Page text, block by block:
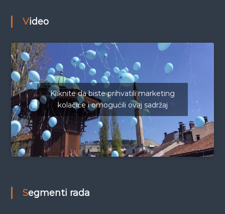
Video
Kliknite da biste prihvatili marketing
kolačiće i omogućili ovaj sadržaj
Segmenti rada